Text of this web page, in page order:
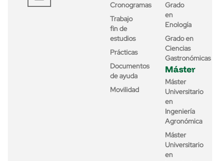
Cronogramas
Trabajo
fin de
estudios
Prácticas
Documentos
de ayuda
Movilidad
Grado
en
Enología
Grado en
Ciencias
Gastronómicas
Máster
Máster
Universitario
en
Ingeniería
Agronómica
Máster
Universitario
en